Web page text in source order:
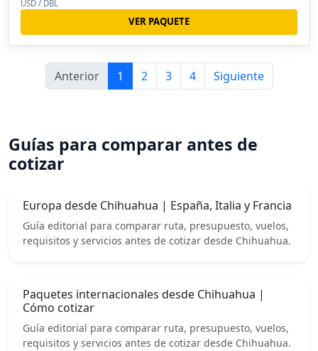
USD / DBL
VER PAQUETE
Anterior 1 2 3 4 Siguiente
Guías para comparar antes de
cotizar
Europa desde Chihuahua | España, Italia y Francia
Guía editorial para comparar ruta, presupuesto, vuelos,
requisitos y servicios antes de cotizar desde Chihuahua.
Paquetes internacionales desde Chihuahua |
Cómo cotizar
Guía editorial para comparar ruta, presupuesto, vuelos,
requisitos y servicios antes de cotizar desde Chihuahua.